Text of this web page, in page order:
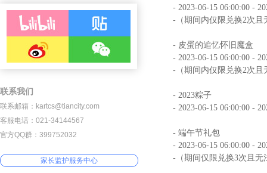
联系我们
联系邮箱：kartcs@tiancity.com
客服电话：021-34144567
官方QQ群：399752032
家长监护服务中心
- 2023-06-15 06:00:00 -
-（期间内仅限兑换2次且
- 皮蛋的追忆怀旧魔盒
- 2023-06-15 06:00:00 -
-（期间内仅限兑换2次且
- 2023粽子
- 2023-06-15 06:00:00 -
- 端午节礼包
- 2023-06-15 06:00:00 -
-（期间仅限兑换3次且无